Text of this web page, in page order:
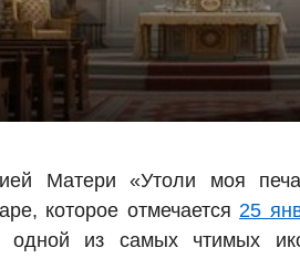
Матери «Утоли моя
которое отмечается25
одной из самых чтимых